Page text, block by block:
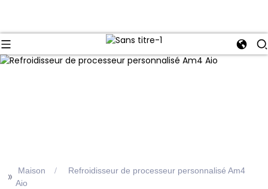
>> Maison
Refroidisseur de processeur personnalisé Am4
Aio